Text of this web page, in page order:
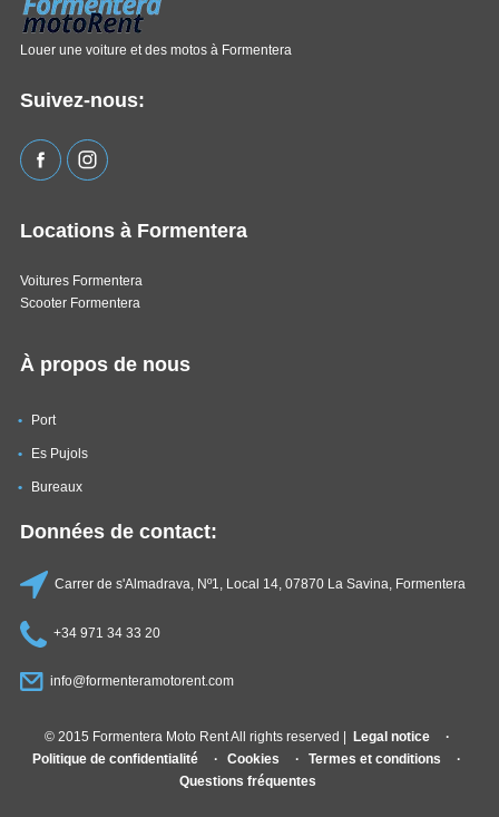
Louer une voiture et des motos à Formentera
Suivez-nous:
Locations à Formentera
Voitures Formentera
Scooter Formentera
À propos de nous
Port
Es Pujols
Bureaux
Données de contact:
Carrer de s'Almadrava, Nº1, Local 14, 07870 La Savina, Formentera
+34 971 34 33 20
info@formenteramotorent.com
© 2015 Formentera Moto Rent All rights reserved | Legal notice
Politique de confidentialité
Cookies
Termes et conditions
Questions fréquentes